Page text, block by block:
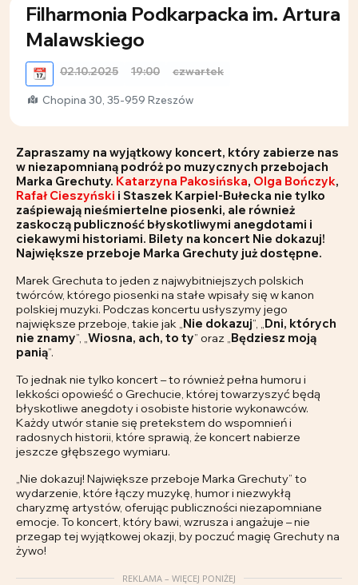
Filharmonia Podkarpacka im. Artura
Malawskiego
📆 02.10.2025 19:00 czwartek
Chopina 30, 35-959 Rzeszów
Zapraszamy na wyjątkowy koncert, który zabierze nas
w niezapomnianą podróż po muzycznych przebojach
Marka Grechuty. Katarzyna Pakosińska, Olga Bończyk,
Rafał Cieszyński i Staszek Karpiel-Bułecka nie tylko
zaśpiewają nieśmiertelne piosenki, ale również
zaskoczą publiczność błyskotliwymi anegdotami i
ciekawymi historiami. Bilety na koncert Nie dokazuj!
Największe przeboje Marka Grechuty już dostępne.
Marek Grechuta to jeden z najwybitniejszych polskich
twórców, którego piosenki na stałe wpisały się w kanon
polskiej muzyki. Podczas koncertu usłyszymy jego
największe przeboje, takie jak „ Nie dokazuj”, „ Dni, których
nie znamy”, „ Wiosna, ach, to ty” oraz „ Będziesz moją
panią”.
To jednak nie tylko koncert – to również pełna humoru i
lekkości opowieść o Grechucie, której towarzyszyć będą
błyskotliwe anegdoty i osobiste historie wykonawców.
Każdy utwór stanie się pretekstem do wspomnień i
radosnych historii, które sprawią, że koncert nabierze
jeszcze głębszego wymiaru.
„Nie dokazuj! Największe przeboje Marka Grechuty” to
wydarzenie, które łączy muzykę, humor i niezwykłą
charyzmę artystów, oferując publiczności niezapomniane
emocje. To koncert, który bawi, wzrusza i angażuje – nie
przegap tej wyjątkowej okazji, by poczuć magię Grechuty na
żywo!
REKLAMA – WIĘCEJ PONIŻEJ